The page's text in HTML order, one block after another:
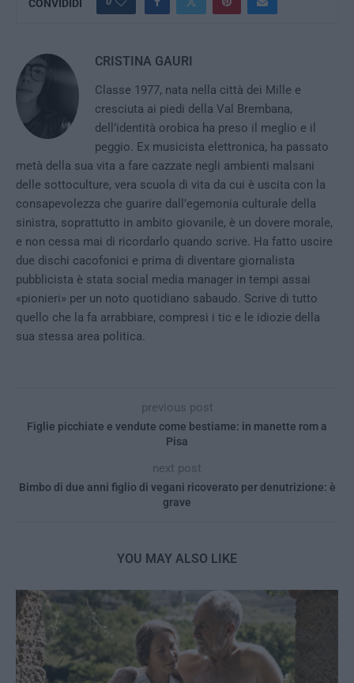
CONVIDIDI
CRISTINA GAURI
Classe 1977, nata nella città dei Mille e
cresciuta ai piedi della Val Brembana,
dell’identità orobica ha preso il meglio e il
peggio. Ex musicista elettronica, ha passato
metà della sua vita a fare cazzate negli ambienti malsani
delle sottoculture, vera scuola di vita da cui è uscita con la
consapevolezza che guarire dall’egemonia culturale della
sinistra, soprattutto in ambito giovanile, è un dovere morale,
e non cessa mai di ricordarlo quando scrive. Ha fatto uscire
due dischi cacofonici e prima di diventare giornalista
pubblicista è stata social media manager in tempi assai
«pionieri» per un noto quotidiano sabaudo. Scrive di tutto
quello che la fa arrabbiare, compresi i tic e le idiozie della
sua stessa area politica.
previous post
Figlie picchiate e vendute come bestiame: in manette rom a
Pisa
next post
Bimbo di due anni figlio di vegani ricoverato per denutrizione: è
grave
YOU MAY ALSO LIKE